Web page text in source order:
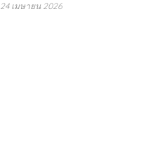
24 เมษายน 2026